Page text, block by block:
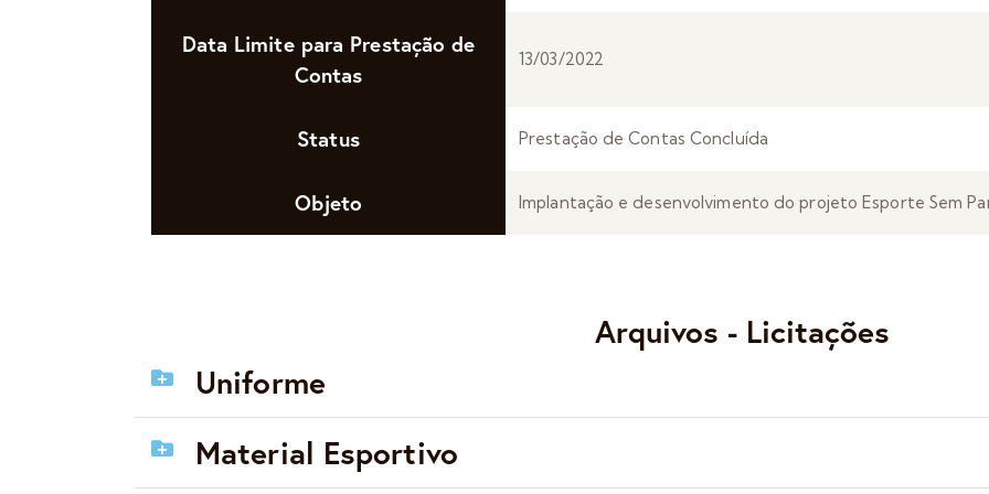
Data Limite para Prestação de
Contas
13/03/2022
Status Prestação de Contas Concluída
Objeto Implantação e desenvolvimento do projeto Esporte Sem
Arquivos - Licitações
Uniforme
Material Esportivo